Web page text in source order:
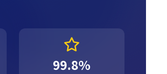
99.8%